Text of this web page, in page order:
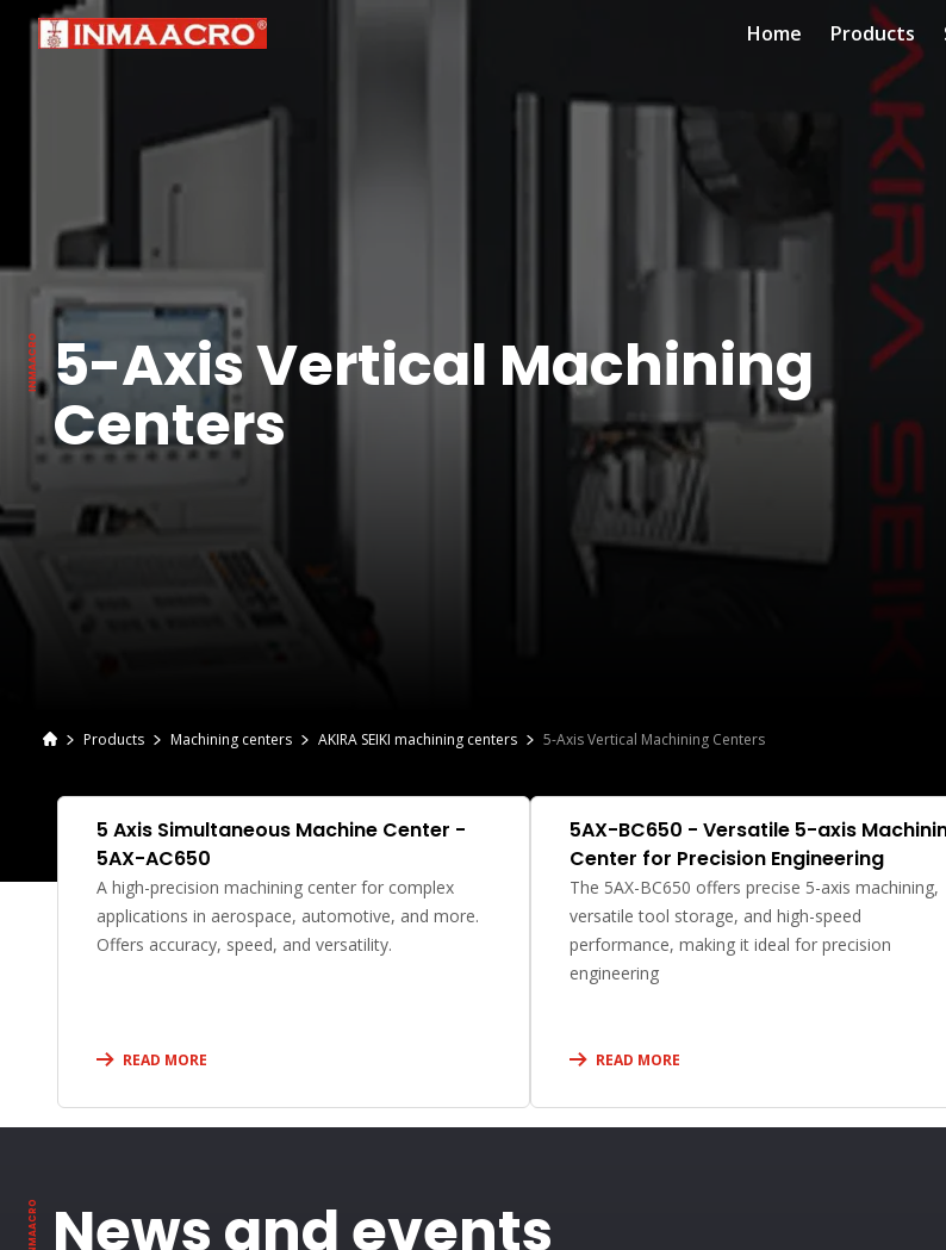
Home Products
5-Axis Vertical Machining
Centers
Products Machining centers AKIRA SEIKI machining centers 5-Axis Vertical Machining Centers
5 Axis Simultaneous Machine Center -
5AX-AC650
A high-precision machining center for complex
applications in aerospace, automotive, and more.
Offers accuracy, speed, and versatility.
READ MORE
5AX-BC650 - Versatile 5-axis
Center for Precision Engineering
The 5AX-BC650 offers precise 5-axis machining,
versatile tool storage, and high-speed
performance, making it ideal for precision
engineering
READ MORE
News and events